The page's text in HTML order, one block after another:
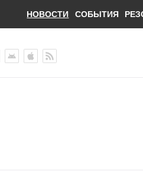
НОВОСТИ СОБЫТИЯ